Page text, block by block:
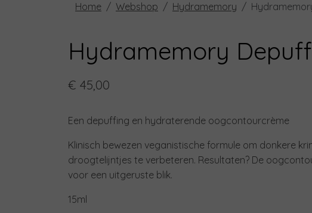
Home Webshop Hydramemory
Hydramemory
€ 45,00
Een depuffing en hydraterende oogcontourcrème
Klinisch bewezen veganistische formule om donkere
droogtelijntjes te verbeteren. Resultaten? De
voor een uitgeruste blik.
15ml